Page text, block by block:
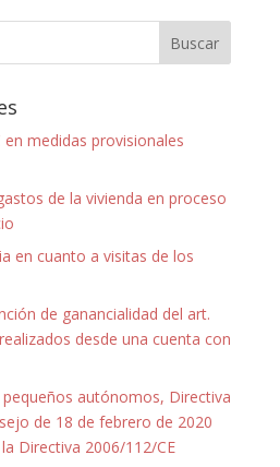
en medidas provisionales
de la vivienda en proceso
en cuanto a visitas de los
de ganancialidad del art.
desde una cuenta con
autónomos, Directiva
de 18 de febrero de 2020
Directiva 2006/112/CE